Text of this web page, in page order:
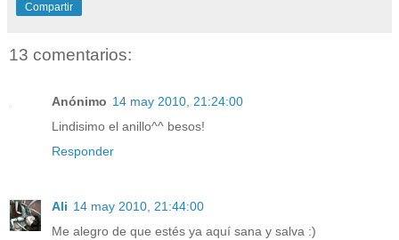
Compartir
13 comentarios:
Anónimo 14 may 2010, 21:24:00
Lindisimo el anillo^^ besos!
Responder
Ali 14 may 2010, 21:44:00
Me alegro de que estés ya aquí sana y salva :)